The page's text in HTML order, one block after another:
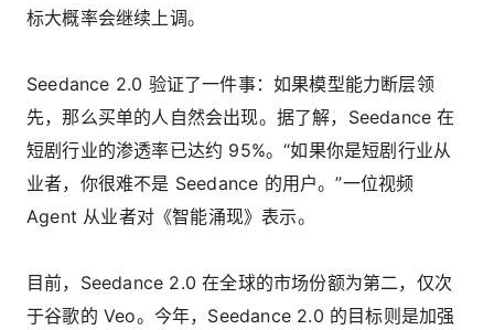
标大概率会继续上调。
Seedance 2.0 验证了一件事：如果模型能力断层领
先，那么买单的人自然会出现。据了解，Seedance 在
短剧行业的渗透率已达约 95%。“如果你是短剧行业从
业者，你很难不是 Seedance 的用户。”一位视频
Agent 从业者对《智能涌现》表示。
目前，Seedance 2.0 在全球的市场份额为第二，仅次
于谷歌的 Veo。今年，Seedance 2.0 的目标则是加强